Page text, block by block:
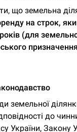
що земельна
на строк,
(для
земельної
до
України, Закону